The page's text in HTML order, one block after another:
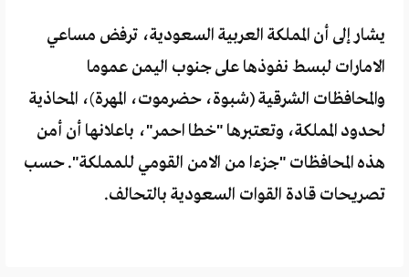
يشار إلى أن المملكة العربية السعودية، ترفض مساعي
الامارات لبسط نفوذها على جنوب اليمن عموما
والمحافظات الشرقية (شبوة، حضرموت، المهرة)، المحاذية
لحدود المملكة، وتعتبرها "خطا احمر"، باعلانها أن أمن
هذه المحافظات "جزءا من الامن القومي للمملكة". حسب
تصريحات قادة القوات السعودية بالتحالف.